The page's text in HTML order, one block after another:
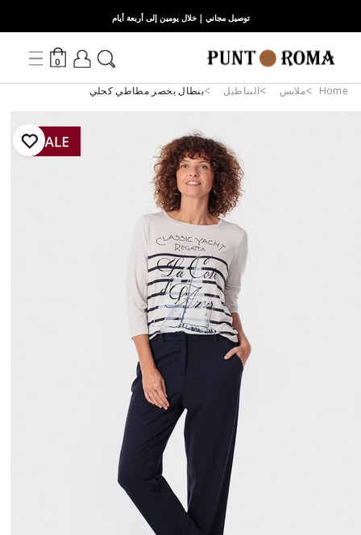
توصيل مجاني | خلال يومين إلى أربعة أيام
0
Home ملابس البناطيل بنطال بخصر مطاطي كحلي